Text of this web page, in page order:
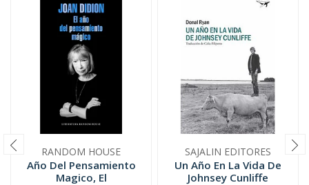
RANDOM HOUSE
Año Del Pensamiento
Magico, El
SAJALIN EDITORES
Un Año En La Vida De
Johnsey Cunliffe